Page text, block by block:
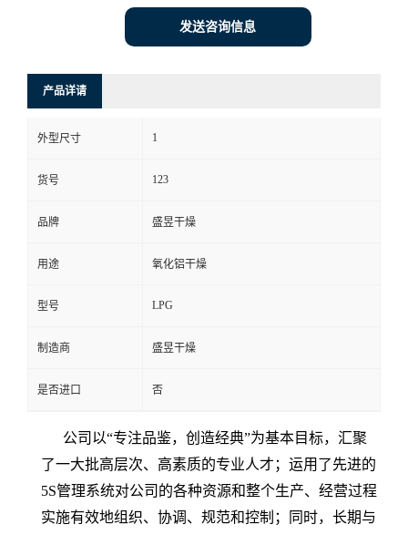
发送咨询信息
产品详请
外型尺寸 1
货号 123
品牌 盛昱干燥
用途 氧化铝干燥
型号 LPG
制造商 盛昱干燥
是否进口 否
公司以“专注品鉴，创造经典”为基本目标，汇聚
了一大批高层次、高素质的专业人才；运用了先进的
5S管理系统对公司的各种资源和整个生产、经营过程
实施有效地组织、协调、规范和控制；同时，长期与